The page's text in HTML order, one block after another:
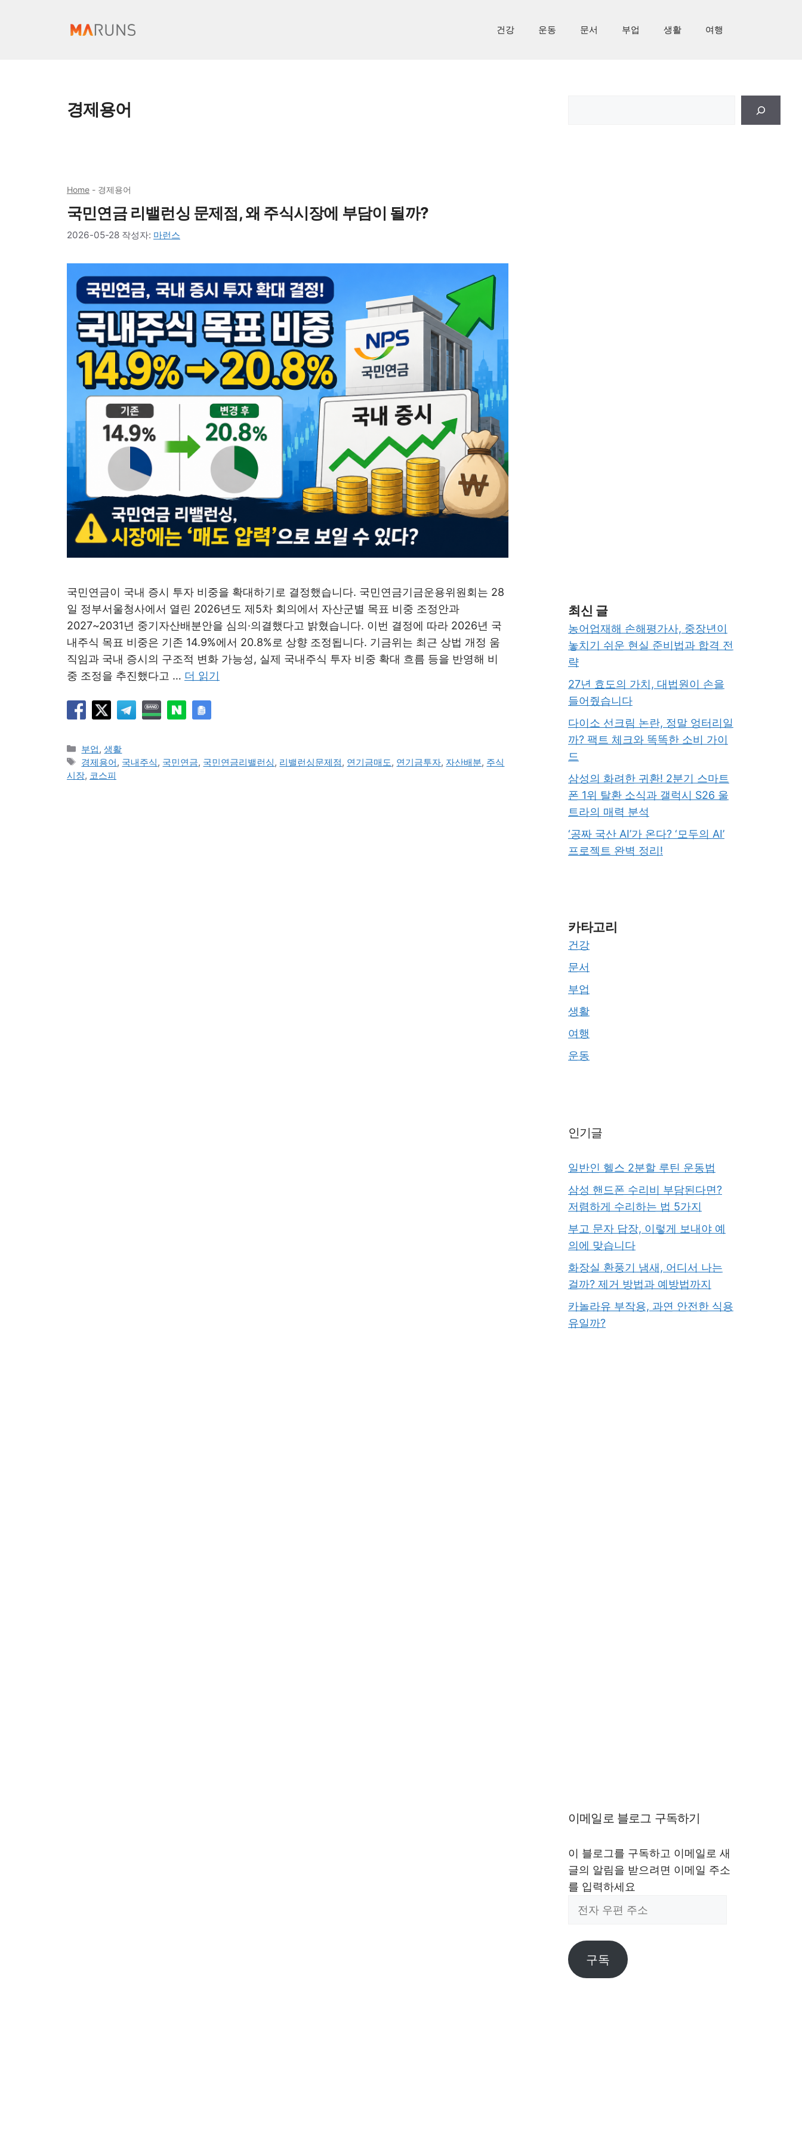
건강 운동 문서 부업 생활 여행
경제용어
Home - 경제용어
국민연금 리밸런싱 문제점, 왜 주식시장에 부담이 될까?
2026-05-28 작성자: 마런스
국민연금이 국내 증시 투자 비중을 확대하기로 결정했습니다. 국민연금기금운용위원회는 28
일 정부서울청사에서 열린 2026년도 제5차 회의에서 자산군별 목표 비중 조정안과
2027~2031년 중기자산배분안을 심의·의결했다고 밝혔습니다. 이번 결정에 따라 2026년 국
내주식 목표 비중은 기존 14.9%에서 20.8%로 상향 조정됩니다. 기금위는 최근 상법 개정 움
직임과 국내 증시의 구조적 변화 가능성, 실제 국내주식 투자 비중 확대 흐름 등을 반영해 비
중 조정을 추진했다고 … 더 읽기
카
테
고
부업,생활
태
그
경제용어, 국내주식, 국민연금, 국민연금리밸런싱, 리밸런싱문제점, 연기금매도, 연기금투자, 자산배분, 주식
시장, 코스피
최신 글
농어업재해 손해평가사, 중장년이
놓치기 쉬운 현실 준비법과 합격 전
략
27년 효도의 가치, 대법원이 손을
들어줬습니다
다이소 선크림 논란, 정말 엉터리일
까? 팩트 체크와 똑똑한 소비 가이
드
삼성의 화려한 귀환! 2분기 스마트
폰 1위 탈환 소식과 갤럭시 S26 울
트라의 매력 분석
‘공짜 국산 AI’가 온다? ‘모두의 AI’
프로젝트 완벽 정리!
카타고리
건강
문서
부업
생활
여행
운동
인기글
일반인 헬스 2분할 루틴 운동법
삼성 핸드폰 수리비 부담된다면?
저렴하게 수리하는 법 5가지
부고 문자 답장, 이렇게 보내야 예
의에 맞습니다
화장실 환풍기 냄새, 어디서 나는
걸까? 제거 방법과 예방법까지
카놀라유 부작용, 과연 안전한 식용
유일까?
이메일로 블로그 구독하기
이 블로그를 구독하고 이메일로 새
글의 알림을 받으려면 이메일 주소
를 입력하세요
편
주
구독